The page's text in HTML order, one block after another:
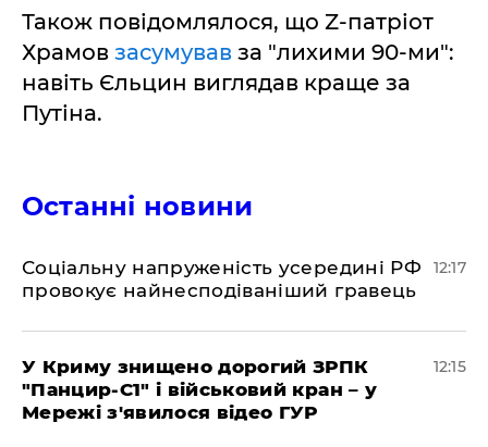
Також повідомлялося, що Z-патріот
Храмов засумував за "лихими 90-ми":
навіть Єльцин виглядав краще за
Путіна.
Останні новини
Соціальну напруженість усередині РФ
провокує найнесподіваніший гравець
12:17
У Криму знищено дорогий ЗРПК
"Панцир-С1" і військовий кран – у
Мережі з'явилося відео ГУР
12:15